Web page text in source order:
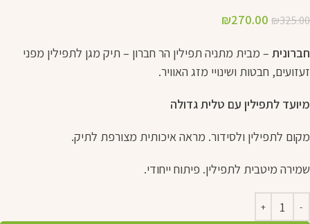
₪325.00
₪270.00
חברונית – מבית מתניה תפילין הר חברון – תיק מגן לתפילין מפני
זעזועים, חבטות ושינויי מזג האוויר.
מיועד לתפילין עם טלית גדולה
מקום לתפילין ולסידור. מראה איכותית מצורפת לתיק.
שמירה מיטבית לתפילין. פיתוח ייחודי.